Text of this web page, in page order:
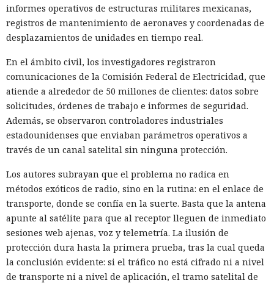
informes operativos de estructuras militares mexicanas,
registros de mantenimiento de aeronaves y coordenadas de
desplazamientos de unidades en tiempo real.
En el ámbito civil, los investigadores registraron
comunicaciones de la Comisión Federal de Electricidad, que
atiende a alrededor de 50 millones de clientes: datos sobre
solicitudes, órdenes de trabajo e informes de seguridad.
Además, se observaron controladores industriales
estadounidenses que enviaban parámetros operativos a
través de un canal satelital sin ninguna protección.
Los autores subrayan que el problema no radica en
métodos exóticos de radio, sino en la rutina: en el enlace de
transporte, donde se confía en la suerte. Basta que la antena
apunte al satélite para que al receptor lleguen de inmediato
sesiones web ajenas, voz y telemetría. La ilusión de
protección dura hasta la primera prueba, tras la cual queda
la conclusión evidente: si el tráfico no está cifrado ni a nivel
de transporte ni a nivel de aplicación, el tramo satelital de